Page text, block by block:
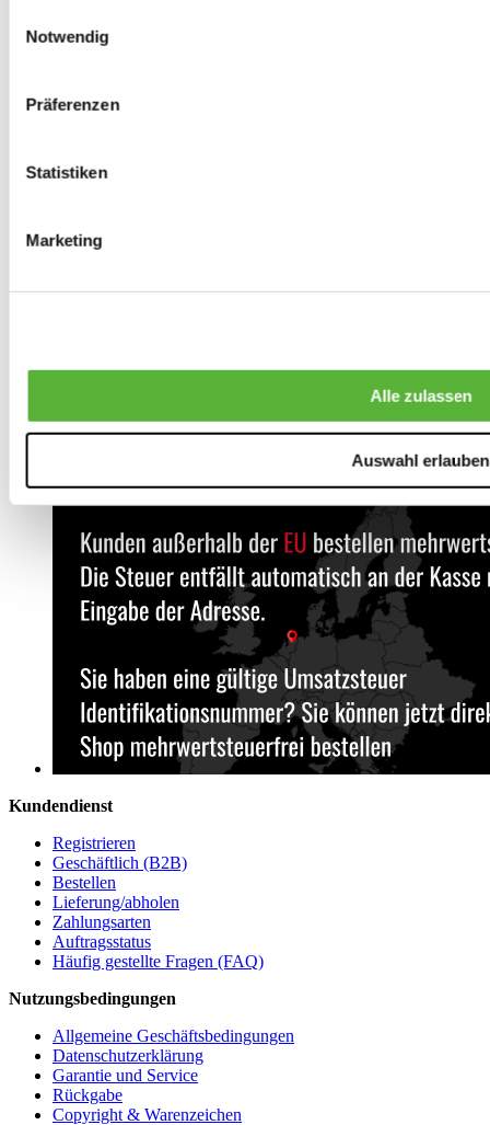
Notwendig
Präferenzen
Statistiken
Marketing
Alle zulassen
Auswahl erlauben
Kundendienst
Registrieren
Geschäftlich (B2B)
Bestellen
Lieferung/abholen
Zahlungsarten
Auftragsstatus
Häufig gestellte Fragen (FAQ)
Nutzungsbedingungen
Allgemeine Geschäftsbedingungen
Datenschutzerklärung
Garantie und Service
Rückgabe
Copyright & Warenzeichen